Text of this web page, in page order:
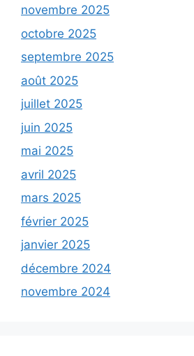
novembre 2025
octobre 2025
septembre 2025
août 2025
juillet 2025
juin 2025
mai 2025
avril 2025
mars 2025
février 2025
janvier 2025
décembre 2024
novembre 2024